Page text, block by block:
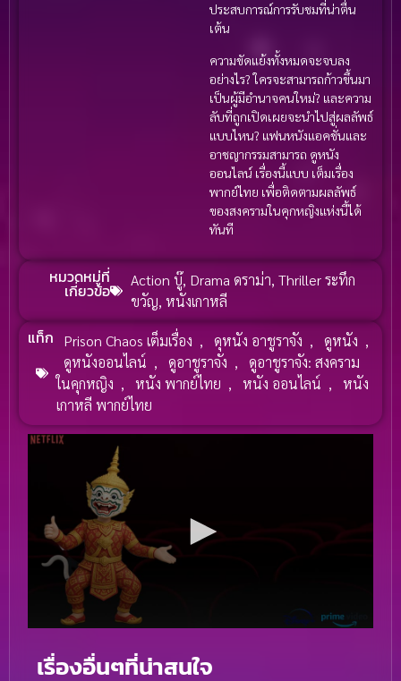
ประสบการณ์การรับชมที่น่าตื่น
เต้น
ความขัดแย้งทั้งหมดจะจบลง
อย่างไร? ใครจะสามารถก้าวขึ้นมา
เป็นผู้มีอำนาจคนใหม่? และความ
ลับที่ถูกเปิดเผยจะนำไปสู่ผลลัพธ์
แบบไหน? แฟนหนังแอคชั่นและ
อาชญากรรมสามารถ ดูหนัง
ออนไลน์ เรื่องนี้แบบ เต็มเรื่อง
พากย์ไทย เพื่อติดตามผลลัพธ์
ของสงครามในคุกหญิงแห่งนี้ได้
ทันที
หมวดหมู่ที่
เกี่ยวข้อ
Action บู๊, Drama ดราม่า, Thriller ระทึก
ขวัญ, หนังเกาหลี
แท็ก Prison Chaos เต็มเรื่อง , ดุหนัง อาชูราจัง , ดูหนัง ,
ดูหนังออนไลน์ , ดูอาชูราจัง ,
ดูอาชูราจัง: สงคราม
ในคุกหญิง , หนัง พากย์ไทย , หนัง ออนไลน์ ,
หนัง
เกาหลี พากย์ไทย
เรื่องอื่นๆที่น่าสนใจ